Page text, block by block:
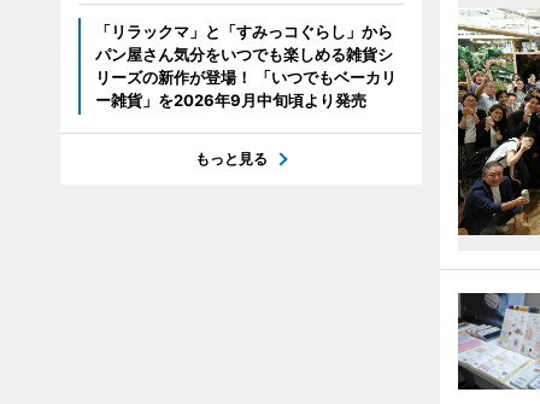
「リラックマ」と「すみっコぐらし」から
パン屋さん気分をいつでも楽しめる雑貨シ
リーズの新作が登場！ 「いつでもベーカリ
ー雑貨」を2026年9月中旬頃より発売
もっと見る